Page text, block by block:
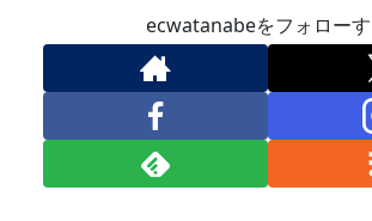
ecwatanabeをフォロー